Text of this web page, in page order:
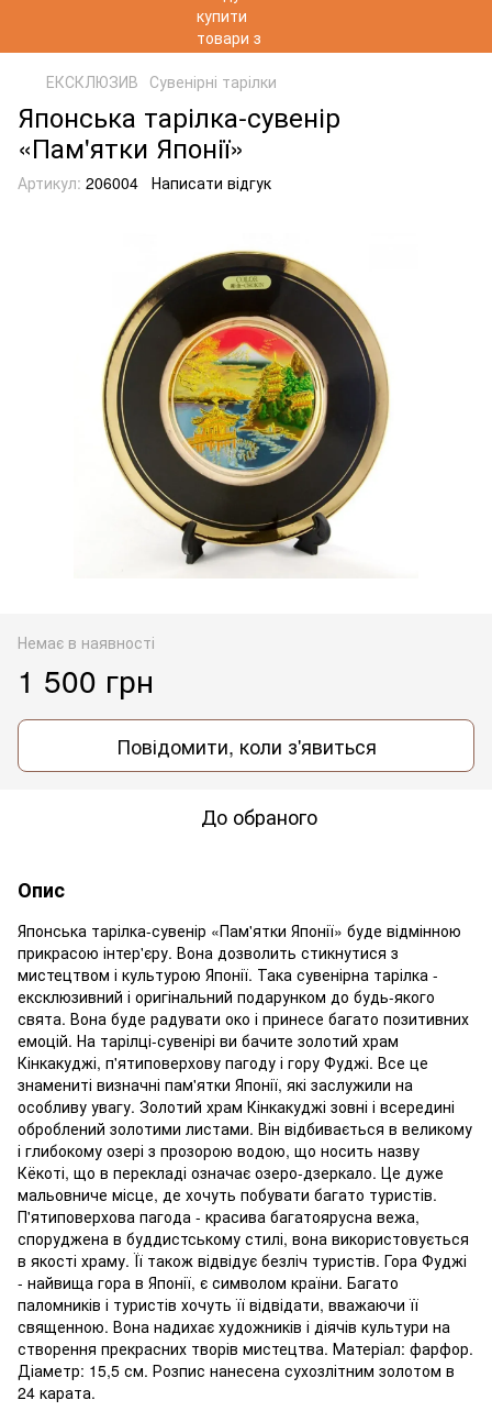
ЕКСКЛЮЗИВ Сувенірні тарілки
Японська тарілка-сувенір
«Пам'ятки Японії»
Артикул: 206004 Написати відгук
Немає в наявності
1 500 грн
Повідомити, коли з'явиться
До обраного
Опис
Японська тарілка-сувенір «Пам'ятки Японії» буде відмінною
прикрасою інтер'єру. Вона дозволить стикнутися з
мистецтвом і культурою Японії. Така сувенірна тарілка -
ексклюзивний і оригінальний подарунком до будь-якого
свята. Вона буде радувати око і принесе багато позитивних
емоцій. На тарілці-сувенірі ви бачите золотий храм
Кінкакуджі, п'ятиповерхову пагоду і гору Фуджі. Все це
знамениті визначні пам'ятки Японії, які заслужили на
особливу увагу. Золотий храм Кінкакуджі зовні і всередині
оброблений золотими листами. Він відбивається в великому
і глибокому озері з прозорою водою, що носить назву
Кёкоті, що в перекладі означає озеро-дзеркало. Це дуже
мальовниче місце, де хочуть побувати багато туристів.
П'ятиповерхова пагода - красива багатоярусна вежа,
споруджена в буддистському стилі, вона використовується
в якості храму. Її також відвідує безліч туристів. Гора Фуджі
- найвища гора в Японії, є символом країни. Багато
паломників і туристів хочуть її відвідати, вважаючи її
священною. Вона надихає художників і діячів культури на
створення прекрасних творів мистецтва. Матеріал: фарфор.
Діаметр: 15,5 см. Розпис нанесена сухозлітним золотом в
24 карата.